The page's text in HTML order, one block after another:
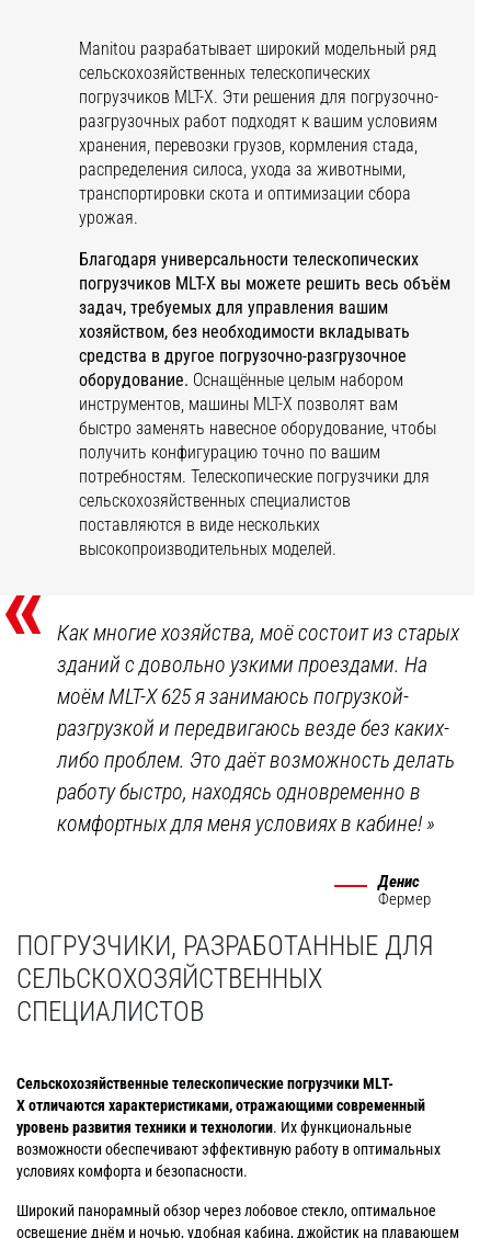
Manitou разрабатывает широкий модельный ряд
сельскохозяйственных телескопических
погрузчиков MLT-X. Эти решения для погрузочно-
разгрузочных работ подходят к вашим условиям
хранения, перевозки грузов, кормления стада,
распределения силоса, ухода за животными,
транспортировки скота и оптимизации сбора
урожая.
Благодаря универсальности телескопических
погрузчиков MLT-X вы можете решить весь объём
задач, требуемых для управления вашим
хозяйством, без необходимости вкладывать
средства в другое погрузочно-разгрузочное
оборудование. Оснащённые целым набором
инструментов, машины MLT-X позволят вам
быстро заменять навесное оборудование, чтобы
получить конфигурацию точно по вашим
потребностям. Телескопические погрузчики для
сельскохозяйственных специалистов
поставляются в виде нескольких
высокопроизводительных моделей.
«
Как многие хозяйства, моё состоит из старых
зданий с довольно узкими проездами. На
моём MLT-X 625 я занимаюсь погрузкой-
разгрузкой и передвигаюсь везде без каких-
либо проблем. Это даёт возможность делать
работу быстро, находясь одновременно в
комфортных для меня условиях в кабине!»
Денис
Фермер
ПОГРУЗЧИКИ, РАЗРАБОТАННЫЕ ДЛЯ
СЕЛЬСКОХОЗЯЙСТВЕННЫХ
СПЕЦИАЛИСТОВ
Сельскохозяйственные телескопические погрузчики MLT-
X отличаются характеристиками, отражающими современный
уровень развития техники и технологии. Их функциональные
возможности обеспечивают эффективную работу в оптимальных
условиях комфорта и безопасности.
Широкий панорамный обзор через лобовое стекло, оптимальное
освещение днём и ночью, удобная кабина, джойстик на плавающем